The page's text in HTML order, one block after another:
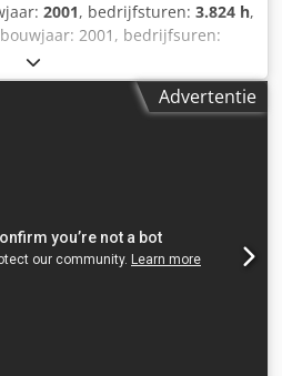
2001, bedrijfsturen: 3.824 h,
2001, bedrijfsuren:
[145kW/197pk], Variocontrol,
banden: 40%, Duitse machine,
leeftijd, direct inzetbaar. Op
of
de heer Mihm (Tel.) helpt u
voor meer informatie.
Advertentie